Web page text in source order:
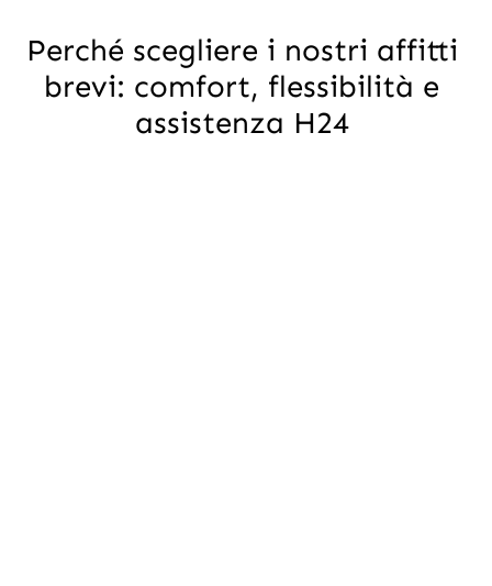
Perché scegliere i nostri affitti
brevi: comfort, flessibilità e
assistenza H24